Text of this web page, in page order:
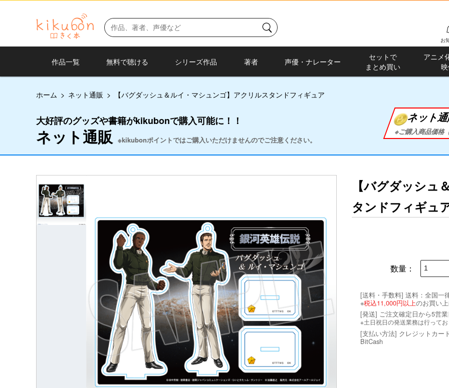
お
作品一覧 無料で聴ける シリーズ作品 著者 声優・ナレーター
セットで
まとめ買い
アニメ
ホーム > ネット通販 > 【バグダッシュ＆ルイ・マシュンゴ】アクリルスタンドフィギュア
大好評のグッズや書籍がkikubonで購入可能に！！
ネット通販 ※kikubonポイントではご購入いただけませんのでご注意ください。
ネット
※ご購入商品価格
【バグダッシュ
タンドフィギュ
数量：
[送料・手数料] 送料：全国一
※税込11,000円以上のお買い
[発送] ご注文確定日から5営業
※土日祝日の発送業務は行ってお
[支払い方法] クレジットカー
BitCash